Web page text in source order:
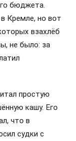
бюджета.
Кремле, но вот
взахлёб
не было: за
простую
кашу. Его
что в
судки с